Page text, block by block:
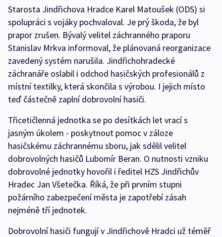
Starosta Jindřichova Hradce Karel Matoušek (ODS) si
spolupráci s vojáky pochvaloval. Je prý škoda, že byl
prapor zrušen. Bývalý velitel záchranného praporu
Stanislav Mrkva informoval, že plánovaná reorganizace
zavedený systém narušila. Jindřichohradecké
záchranáře oslabil i odchod hasičských profesionálů z
místní textilky, která skončila s výrobou. I jejich místo
teď částečně zaplní dobrovolní hasiči.
Třicetičlenná jednotka se po desítkách let vrací s
jasným úkolem - poskytnout pomoc v záloze
hasičskému záchrannému sboru, jak sdělil velitel
dobrovolných hasičů Lubomír Beran. O nutnosti vzniku
dobrovolné jednotky hovořil i ředitel HZS Jindřichův
Hradec Jan Všetečka. Říká, že při prvním stupni
požárního zabezpečení města je zapotřebí zásah
nejméně tří jednotek.
Dobrovolní hasiči fungují v Jindřichově Hradci už téměř